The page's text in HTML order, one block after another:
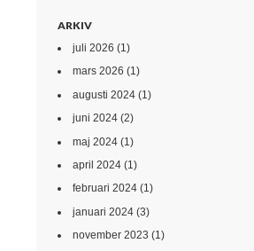
ARKIV
juli 2026 (1)
mars 2026 (1)
augusti 2024(1)
juni 2024(2)
maj 2024(1)
april 2024(1)
februari 2024(1)
januari 2024(3)
november 2023 (1)